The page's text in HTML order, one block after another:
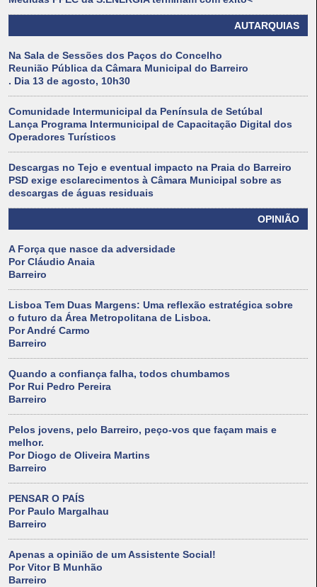
AUTARQUIAS
Na Sala de Sessões dos Paços do Concelho
Reunião Pública da Câmara Municipal do Barreiro
. Dia 13 de agosto, 10h30
Comunidade Intermunicipal da Península de Setúbal
Lança Programa Intermunicipal de Capacitação Digital dos
Operadores Turísticos
Descargas no Tejo e eventual impacto na Praia do Barreiro
PSD exige esclarecimentos à Câmara Municipal sobre as
descargas de águas residuais
OPINIÃO
A Força que nasce da adversidade
Por Cláudio Anaia
Barreiro
Lisboa Tem Duas Margens: Uma reflexão estratégica sobre
o futuro da Área Metropolitana de Lisboa.
Por André Carmo
Barreiro
Quando a confiança falha, todos chumbamos
Por Rui Pedro Pereira
Barreiro
Pelos jovens, pelo Barreiro, peço-vos que façam mais e
melhor.
Por Diogo de Oliveira Martins
Barreiro
PENSAR O PAÍS
Por Paulo Margalhau
Barreiro
Apenas a opinião de um Assistente Social!
Por Vitor B Munhão
Barreiro